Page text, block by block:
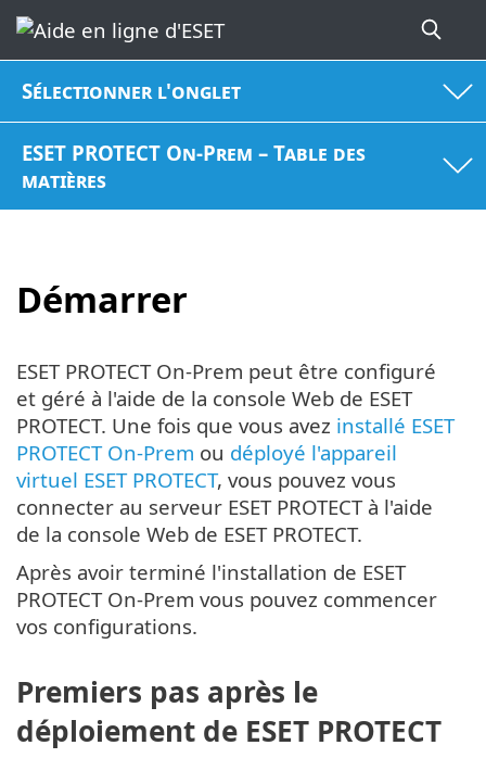
Sélectionner l'onglet
ESET PROTECT On-Prem – Table des
matières
Démarrer
ESET PROTECT On-Prem peut être configuré
et géré à l'aide de la console Web de ESET
PROTECT. Une fois que vous avez installé ESET
PROTECT On-Prem ou déployé l'appareil
virtuel ESET PROTECT, vous pouvez vous
connecter au serveur ESET PROTECT à l'aide
de la console Web de ESET PROTECT.
Après avoir terminé l'installation de ESET
PROTECT On-Prem vous pouvez commencer
vos configurations.
Premiers pas après le
déploiement de ESET PROTECT